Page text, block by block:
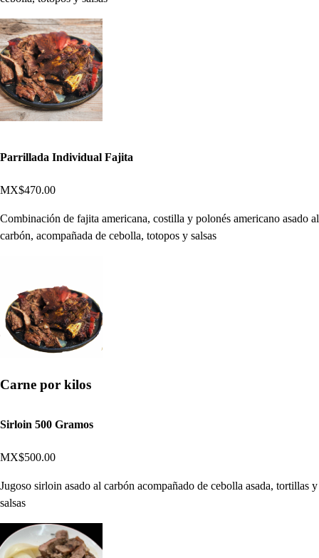
Parrillada Individual Fajita
MX$470.00
Combinación de fajita americana, costilla y polonés americano asado al
carbón, acompañada de cebolla, totopos y salsas
Carne por kilos
Sirloin 500 Gramos
MX$500.00
Jugoso sirloin asado al carbón acompañado de cebolla asada, tortillas y
salsas